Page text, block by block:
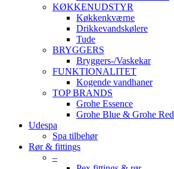
KØKKENUDSTYR
Køkkenkværne
Drikkevandskølere
Tude
BRYGGERS
Bryggers-/Vaskekar
FUNKTIONALITET
Kogende vandhaner
TOP BRANDS
Grohe Essence
Grohe Blue & Grohe Red
Udespa
Spa tilbehør
Rør & fittings
–